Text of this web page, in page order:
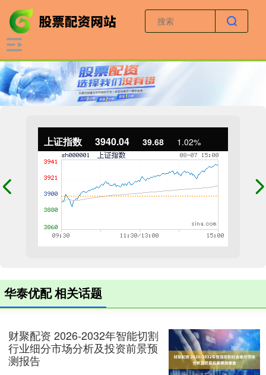
上证指数 3940.04 39.68 1.02%
华泰优配 相关话题
财聚配资 2026-2032年智能切割
行业细分市场分析及投资前景预
测报告